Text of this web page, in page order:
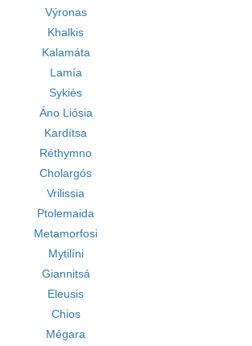
Výronas
Khalkis
Kalamáta
Lamía
Sykiés
Áno Liósia
Kardítsa
Réthymno
Cholargós
Vrilissia
Ptolemaida
Metamorfosi
Mytilíni
Giannitsá
Eleusis
Chios
Mégara